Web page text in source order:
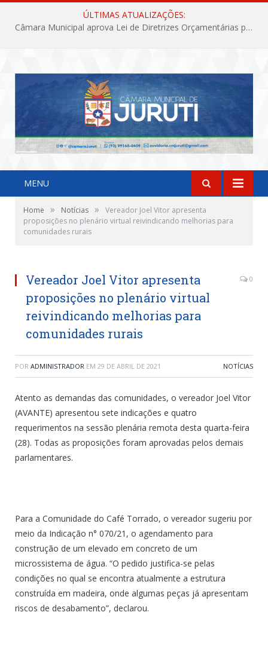
ÚLTIMAS ATUALIZAÇÕES:
Câmara Municipal aprova Lei de Diretrizes Orçamentárias para o exercício financeiro de 2027
MENU
Home » Notícias »
Vereador Joel Vitor apresenta
proposições no plenário virtual reivindicando melhorias para
comunidades rurais
Vereador Joel Vitor apresenta
proposições no plenário virtual
reivindicando melhorias para
comunidades rurais
0
POR ADMINISTRADOR EM 29 DE ABRIL DE 2021 NOTÍCIAS
Atento as demandas das comunidades, o vereador Joel Vitor
(AVANTE) apresentou sete indicações e quatro
requerimentos na sessão plenária remota desta quarta-feira
(28). Todas as proposições foram aprovadas pelos demais
parlamentares.
Para a Comunidade do Café Torrado, o vereador sugeriu por
meio da Indicação n° 070/21, o agendamento para
construção de um elevado em concreto de um
microssistema de água. “O pedido justifica-se pelas
condições no qual se encontra atualmente a estrutura
construída em madeira, onde algumas peças já apresentam
riscos de desabamento”, declarou.